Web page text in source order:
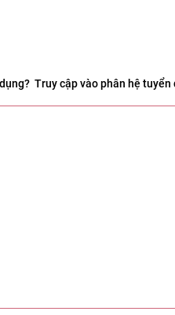
Truy cập vào phân hệ